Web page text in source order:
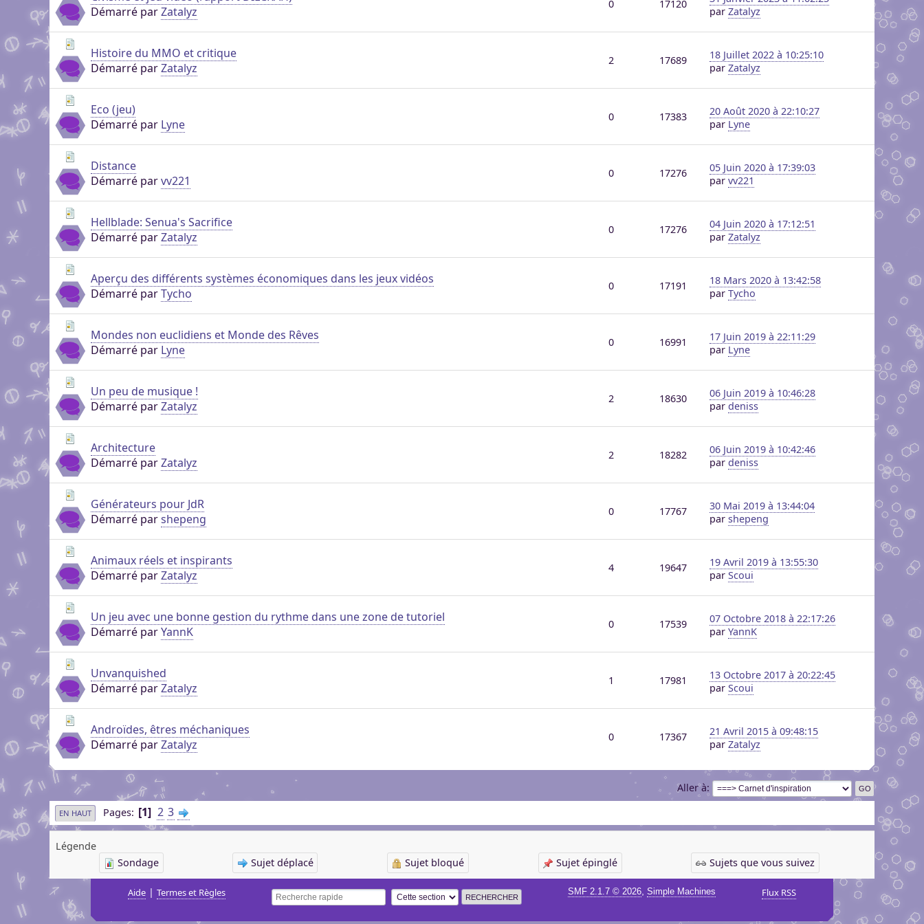
Démarré parZatalyz 0 17120
par Zatalyz
Histoire du MMO et critique
Démarré parZatalyz 2 17689
18 Juillet 2022 à 10:25:10
par Zatalyz
Eco (jeu)
Démarré par Lyne 0 17383
20 Août 2020 à 22:10:27
par Lyne
Distance
Démarré parvv221 0 17276
05 Juin 2020 à 17:39:03
par vv221
Hellblade: Senua's Sacrifice
Démarré parZatalyz 0 17276
04 Juin 2020 à 17:12:51
par Zatalyz
Aperçu des différents systèmes économiques dans les jeux vidéos
Démarré parTycho 0 17191
18 Mars 2020 à 13:42:58
par Tycho
Mondes non euclidiens et Monde des Rêves
Démarré par Lyne 0 16991
17 Juin 2019 à 22:11:29
par Lyne
Un peu de musique !
Démarré parZatalyz 2 18630
06 Juin 2019 à 10:46:28
par deniss
Architecture
Démarré parZatalyz 2 18282
06 Juin 2019 à 10:42:46
par deniss
Générateurs pour JdR
Démarré parshepeng 0 17767
30 Mai 2019 à 13:44:04
par shepeng
Animaux réels et inspirants
Démarré parZatalyz 4 19647
19 Avril 2019 à 13:55:30
par Scoui
Un jeu avec une bonne gestion du rythme dans une zone de tutoriel
Démarré parYannK 0 17539
07 Octobre 2018 à 22:17:26
par YannK
Unvanquished
Démarré parZatalyz 1 17981
13 Octobre 2017 à 20:22:45
par Scoui
Androïdes, êtres méchaniques
Démarré parZatalyz 0 17367
21 Avril 2015 à 09:48:15
par Zatalyz
Aller à
EN HAUT Pages 1 2 3
Légende
Sondage
Sujet déplacé Sujet bloqué Sujet épinglé Sujets que vous suivez
Aide | Termes et Règles Recherche rapide Options de recherche SMF 2.1.7 © 2026 ,Simple Machines Flux RSS